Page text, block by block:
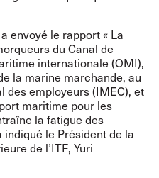
envoyé le rapport « La
du Canal de
internationale (OMI),
la marine marchande, au
des employeurs (IMEC), et
maritime pour les
la fatigue des
le Président de la
de l’ITF, Yuri